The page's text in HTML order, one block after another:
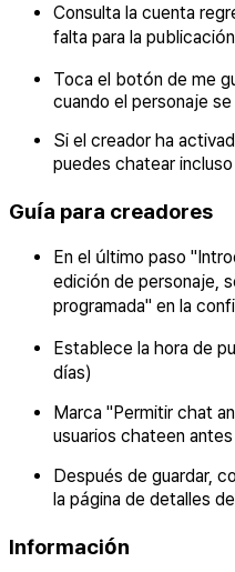
Consulta la cuenta
falta para la publicación
Toca el botón de me
cuando el personaje
Si el creador ha
puedes chatear
Guía para creadores
En el último paso
edición de personaje,
programada" en la
Establece la hora de
días)
Marca "Permitir chat
usuarios chateen
Después de guardar,
la página de detalles
Información